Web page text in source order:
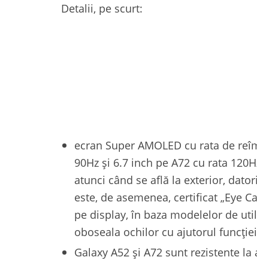
Detalii, pe scurt:
ecran Super AMOLED cu rata de
90Hz și 6.7 inch pe A72 cu rata
atunci când se află la exterior,
este, de asemenea, certificat „Eye
pe display, în baza modelelor de
oboseala ochilor cu ajutorul funcției
Galaxy A52 și A72 sunt rezistente